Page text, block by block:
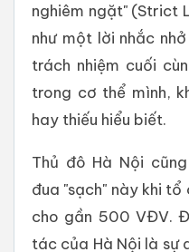
nghiêm ngặt" (Strict
như một lời nhắc
trách nhiệm cuối
trong cơ thể mình,
hay thiếu hiểu biết.
Thủ đô Hà Nội
đua "sạch" này khi
cho gần 500 VĐV.
tác của Hà Nội là sự